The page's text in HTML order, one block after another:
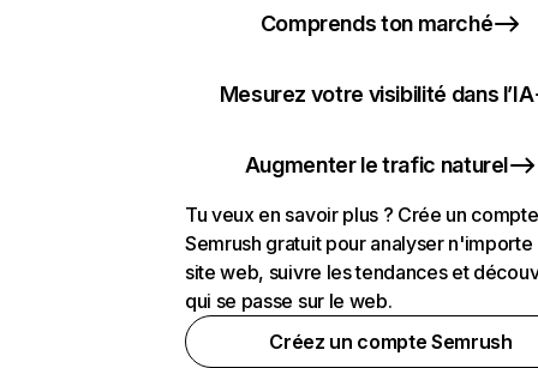
Comprends ton marché
Mesurez votre visibilité dans l’IA
Augmenter le trafic naturel
Tu veux en savoir plus ? Crée un compte
Semrush gratuit pour analyser n'importe
site web, suivre les tendances et
qui se passe sur le web.
Créez un compte Semrush